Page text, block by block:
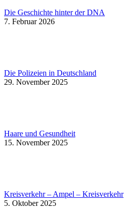
Die Geschichte hinter der DNA
7. Februar 2026
Die Polizeien in Deutschland
29. November 2025
Haare und Gesundheit
15. November 2025
Kreisverkehr – Ampel – Kreisverkehr
5. Oktober 2025